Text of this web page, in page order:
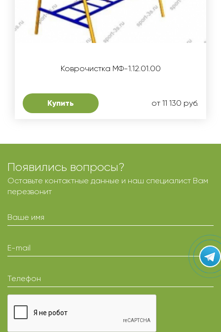
Коврочистка MФ-1.12.01.00
Купить от 11 130 руб.
Появились вопросы?
Оставьте контактные данные и наш специалист Вам
перезвонит
Ваше имя
E-mail
Телефон